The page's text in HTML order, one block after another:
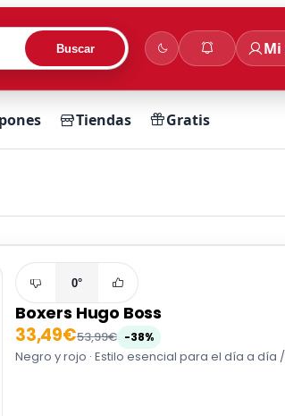
Buscar Mi
Tiendas Gratis
0°
Boxers Hugo Boss
33,49€53,99€ -38%
Negro y rojo · Estilo esencial para el día a